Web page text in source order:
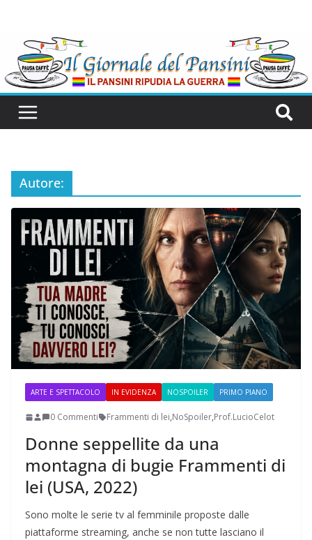
Autore:
ARTE E SPETTACOLO IN EVIDENZA NOSPOILER PRIMO PIANO
0 Commenti Frammenti di lei,NoSpoiler,Prof.LucioCelot
Donne seppellite da una
montagna di bugie Frammenti di
lei (USA, 2022)
Sono molte le serie tv al femminile proposte dalle
piattaforme streaming, anche se non tutte lasciano il